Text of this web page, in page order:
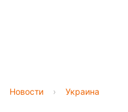
Новости › Украина